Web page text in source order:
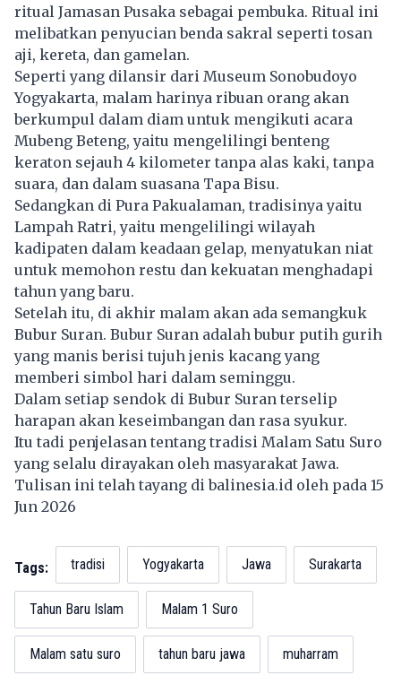
ritual Jamasan Pusaka sebagai pembuka. Ritual ini
melibatkan penyucian benda sakral seperti tosan
aji, kereta, dan gamelan.
Seperti yang dilansir dari Museum Sonobudoyo
Yogyakarta, malam harinya ribuan orang akan
berkumpul dalam diam untuk mengikuti acara
Mubeng Beteng, yaitu mengelilingi benteng
keraton sejauh 4 kilometer tanpa alas kaki, tanpa
suara, dan dalam suasana Tapa Bisu.
Sedangkan di Pura Pakualaman, tradisinya yaitu
Lampah Ratri, yaitu mengelilingi wilayah
kadipaten dalam keadaan gelap, menyatukan niat
untuk memohon restu dan kekuatan menghadapi
tahun yang baru.
Setelah itu, di akhir malam akan ada semangkuk
Bubur Suran. Bubur Suran adalah bubur putih gurih
yang manis berisi tujuh jenis kacang yang
memberi simbol hari dalam seminggu.
Dalam setiap sendok di Bubur Suran terselip
harapan akan keseimbangan dan rasa syukur.
Itu tadi penjelasan tentang tradisi Malam Satu Suro
yang selalu dirayakan oleh masyarakat Jawa.
Tulisan ini telah tayang dibalinesia.id oleh pada 15
Jun 2026
Tags: tradisi Yogyakarta Jawa Surakarta
Tahun Baru Islam Malam 1 Suro
Malam satu suro tahun baru jawa muharram